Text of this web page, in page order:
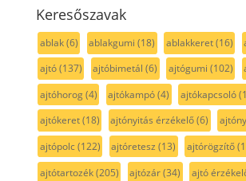
Keresőszavak
ablak(6) ablakgumi (18) ablakkeret(16)
ajtó(137) ajtóbimetál (6) ajtógumi (102)
ajtóhorog(4) ajtókampó(4) ajtókapcsoló
ajtókeret(18) ajtónyitás érzékelő(6)
ajtópolc(122) ajtóretesz (13) ajtórögzítő
ajtótartozék(205) ajtózár(34) ajtó